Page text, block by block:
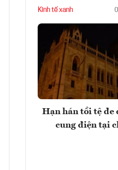
Kinh tế xanh
Hạn hán tồi tệ đe
cung điện tại